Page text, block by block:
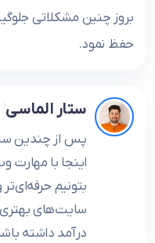
بروز چنین مشکلاتی
حفظ نمود.
ستار الماسی
پس از چندین
اینجا با مهارت
بتونیم
سایت‌های
درآمد داشته